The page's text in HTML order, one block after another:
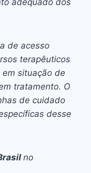
de acesso
terapêuticos
situação de
tratamento. O
de cuidado
desse
no